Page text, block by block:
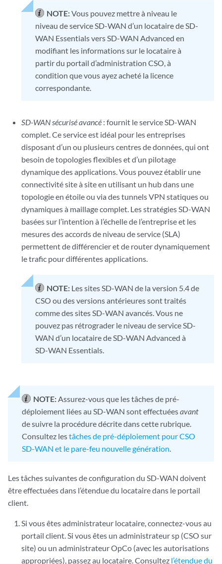
NOTE:Vous pouvez mettre à niveau le
niveau de service SD-WAN d’un locataire de SD-
WAN Essentials vers SD-WAN Advanced en
modifiant les informations sur le locataire à
partir du portail d’administration CSO, à
condition que vous ayez acheté la licence
correspondante.
SD-WAN sécurisé avancé : fournit le service SD-WAN
complet. Ce service est idéal pour les entreprises
disposant d’un ou plusieurs centres de données, qui ont
besoin de topologies flexibles et d’un pilotage
dynamique des applications. Vous pouvez établir une
connectivité site à site en utilisant un hub dans une
topologie en étoile ou via des tunnels VPN statiques ou
dynamiques à maillage complet. Les stratégies SD-WAN
basées sur l’intention à l’échelle de l’entreprise et les
mesures des accords de niveau de service (SLA)
permettent de différencier et de router dynamiquement
le trafic pour différentes applications.
NOTE: Les sites SD-WAN de la version 5.4 de
CSO ou des versions antérieures sont traités
comme des sites SD-WAN avancés. Vous ne
pouvez pas rétrograder le niveau de service SD-
WAN d’un locataire de SD-WAN Advanced à
SD-WAN Essentials.
NOTE:Assurez-vous que les tâches de pré-
déploiement liées au SD-WAN sont effectuéesavant
de suivre la procédure décrite dans cette rubrique.
Consultez lestâches de pré-déploiement pour CSO
SD-WAN et le pare-feu nouvelle génération.
Les tâches suivantes de configuration du SD-WAN doivent
être effectuées dans l’étendue du locataire dans le portail
client.
Si vous êtes administrateur locataire, connectez-vous au
portail client. Si vous êtes un administrateur sp (CSO sur
site) ou un administrateur OpCo (avec les autorisations
appropriées), passez au locataire. Consultez l’étendue du